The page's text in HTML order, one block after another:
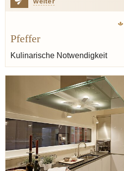
Pfeffer
Kulinarische Notwendigkeit